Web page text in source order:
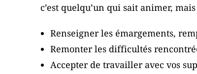
c’est quelqu’un qui sait animer,
Renseigner les émargements,
Remonter les difficultés
Accepter de travailler avec vos